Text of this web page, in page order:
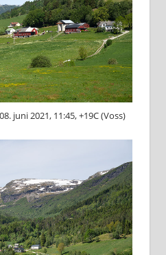
juni 2021, 11:45, +19C (Voss)